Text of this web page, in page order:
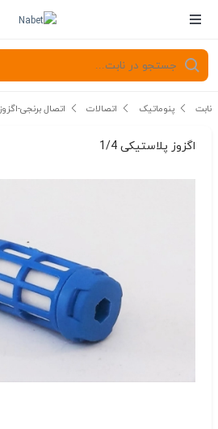
نابت پنوماتیک اتصالات اتصال برنجی-اگزوز
اگزوز پلاستیکی 1/4